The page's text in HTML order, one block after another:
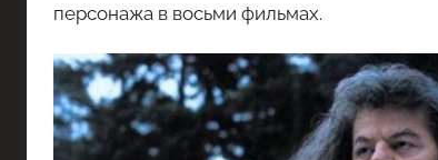
персонажа в восьми фильмах.